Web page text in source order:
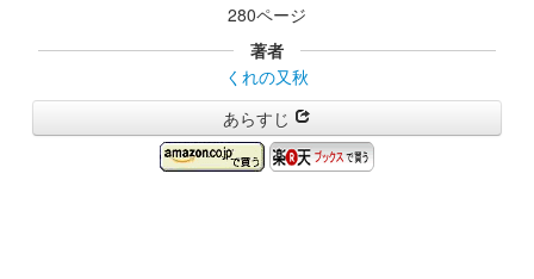
280ページ
著者
くれの又秋
あらすじ